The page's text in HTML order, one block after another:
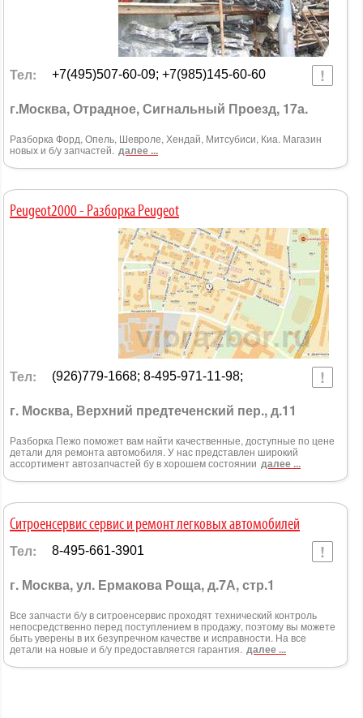
Тел: +7(495)507-60-09; +7(985)145-60-60
г.Москва, Отрадное, Сигнальный Проезд, 17а.
Разборка Форд, Опель, Шевроле, Хендай, Митсубиси, Киа. Магазин
новых и б/у запчастей. далее ...
Peugeot2000 - Разборка Peugeot
Тел: (926)779-1668; 8-495-971-11-98;
г. Москва, Верхний предтеченский пер., д.11
Разборка Пежо поможет вам найти качественные, доступные по цене
детали для ремонта автомобиля. У нас представлен широкий
ассортимент автозапчастей бу в хорошем состоянии далее ...
Ситроенсервис сервис и ремонт легковых автомобилей
Тел: 8-495-661-3901
г. Москва, ул. Ермакова Роща, д.7А, стр.1
Все запчасти б/у в ситроенсервис проходят технический контроль
непосредственно перед поступлением в продажу, поэтому вы можете
быть уверены в их безупречном качестве и исправности. На все
детали на новые и б/у предоставляется гарантия. далее ...